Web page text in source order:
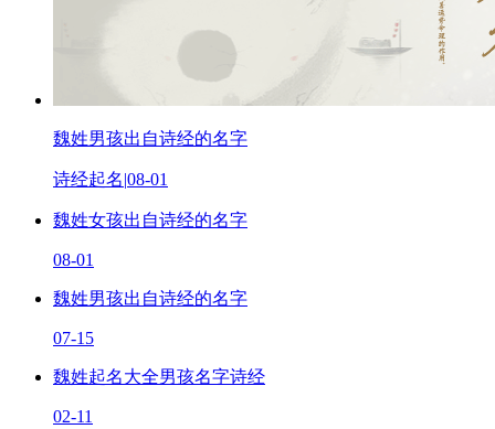
魏姓男孩出自诗经的名字
诗经起名|08-01
魏姓女孩出自诗经的名字
08-01
魏姓男孩出自诗经的名字
07-15
魏姓起名大全男孩名字诗经
02-11